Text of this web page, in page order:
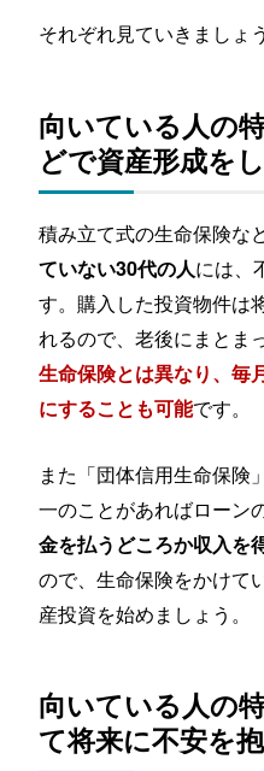
それぞれ見ていきましょう
向いている人の
どで資産形成を
積み立て式の生命保険な
ていない30代の人には、
す。購入した投資物件は
れるので、老後にまとま
生命保険とは異なり、毎
にすることも可能です。
また「団体信用生命保険
一のことがあればローン
金を払うどころか収入を
ので、生命保険をかけて
産投資を始めましょう。
向いている人の
て将来に不安を